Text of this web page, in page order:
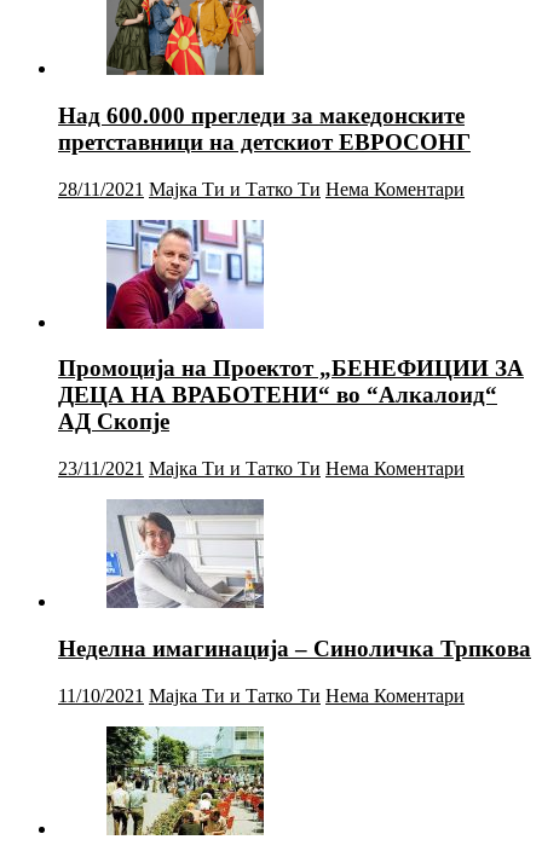
Над 600.000 прегледи за македонските
претставници на детскиот ЕВРОСОНГ
28/11/2021 Мајка Ти и Татко Ти Нема Коментари
Промоција на Проектот „БЕНЕФИЦИИ ЗА
ДЕЦА НА ВРАБОТЕНИ“ во “Алкалоид“
АД Скопје
23/11/2021 Мајка Ти и Татко Ти Нема Коментари
Неделна имагинација – Синоличка Трпкова
11/10/2021 Мајка Ти и Татко Ти Нема Коментари